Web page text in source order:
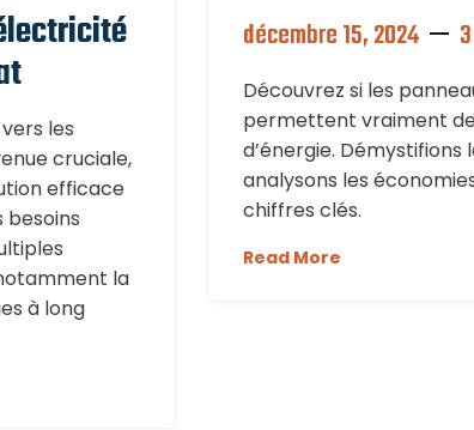
les
cruciale,
efficace
la
à long
décembre 15, 2024
Découvrez si les
permettent vraiment
d’énergie. Démystifions
analysons les
chiffres clés.
Read More